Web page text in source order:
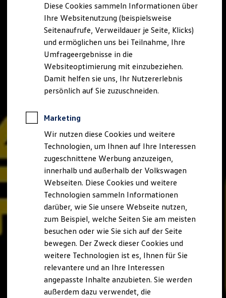
Behörden
Direktkunden
Sonderfahrzeuge
Anpfiff zum Gewinn
Elektromobilität
Elektroautos
ID. Tutorials
Elektrofahrzeugkonzepte
ID. EVERY1
Reichweite
Rekuperation
Laden unterwegs
Laden Zuhause
Ladestationen finden
Ladezeitensimulator
Batterie
Sicherheit
Nachhaltigkeit
Technologie
Kosten und Kauf
Verbrauchskosten
Kaufoptionen
E-Auto-Förderung
Software und Konnektivität
Die ID. Software 6
ID. Software Versionen und Updates
Digitale Extras
Schnittstellen zu Ihrem ID.
Diese Cookies sammeln Informationen über
Ihre Websitenutzung (beispielsweise
Seitenaufrufe, Verweildauer je Seite, Klicks)
und ermöglichen uns bei Teilnahme, Ihre
Umfrageergebnisse in die
Websiteoptimierung mit einzubeziehen.
Damit helfen sie uns, Ihr Nutzererlebnis
persönlich auf Sie zuzuschneiden.
Marketing
Wir nutzen diese Cookies und weitere
Technologien, um Ihnen auf Ihre Interessen
zugeschnittene Werbung anzuzeigen,
innerhalb und außerhalb der Volkswagen
Webseiten. Diese Cookies und weitere
Technologien sammeln Informationen
darüber, wie Sie unsere Webseite nutzen,
zum Beispiel, welche Seiten Sie am meisten
besuchen oder wie Sie sich auf der Seite
bewegen. Der Zweck dieser Cookies und
weitere Technologien ist es, Ihnen für Sie
relevantere und an Ihre Interessen
angepasste Inhalte anzubieten. Sie werden
außerdem dazu verwendet, die